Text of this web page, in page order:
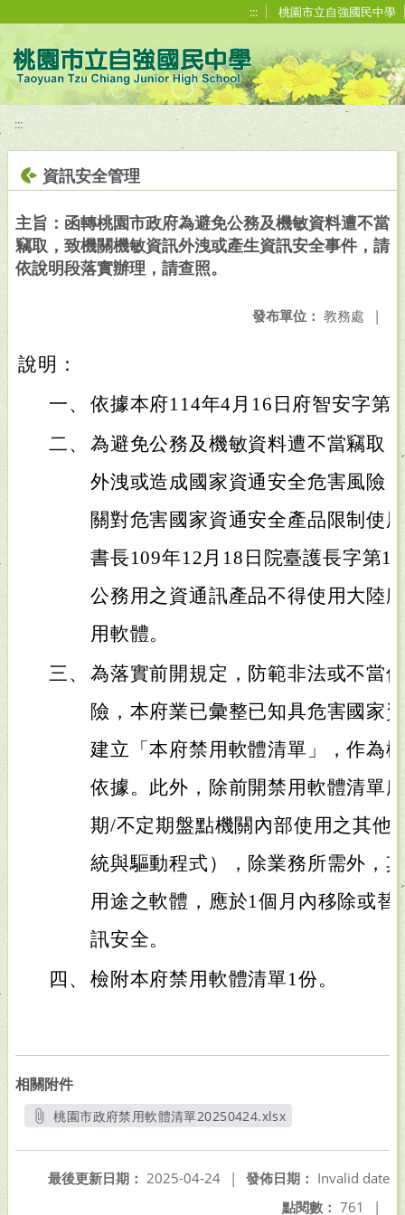
::: 桃園市立自強國民中學
:::
資訊安全管理
主旨：函轉桃園市政府為避免公務及機敏資料遭不當
竊取，致機關機敏資訊外洩或產生資訊安全事件，請
依說明段落實辦理，請查照。
發布單位： 教務處 |
說明：
一、 依據本府114年4月16日府智安字第
二、 為避免公務及機敏資料遭不當竊取
外洩或造成國家資通安全危害風險
關對危害國家資通安全產品限制使
書長109年12月18日院臺護長字第
公務用之資通訊產品不得使用大陸
用軟體。
三、 為落實前開規定，防範非法或不當
險，本府業已彙整已知具危害國家
建立「本府禁用軟體清單」，作為
依據。此外，除前開禁用軟體清單
期/不定期盤點機關內部使用之其他
統與驅動程式），除業務所需外，
用途之軟體，應於1個月內移除或
訊安全。
四、 檢附本府禁用軟體清單1份。
相關附件
桃園市政府禁用軟體清單20250424.xlsx
發佈日期： Invalid date
最後更新日期： 2025-04-24
|
點閱數： 761 |